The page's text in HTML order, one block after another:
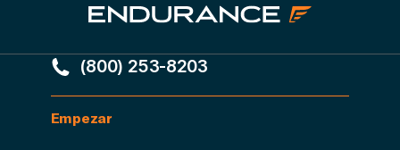
(800) 253-8203
Empezar